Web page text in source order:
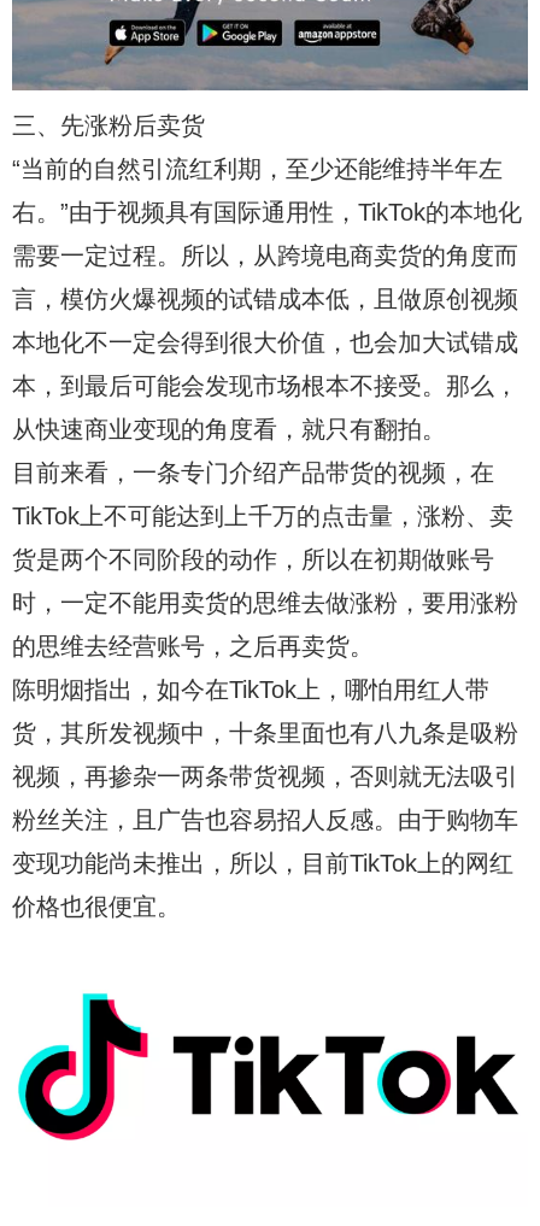
三、先涨粉后卖货
“当前的自然引流红利期，至少还能维持半年左
右。”由于视频具有国际通用性，TikTok的本地化
需要一定过程。所以，从跨境电商卖货的角度而
言，模仿火爆视频的试错成本低，且做原创视频
本地化不一定会得到很大价值，也会加大试错成
本，到最后可能会发现市场根本不接受。那么，
从快速商业变现的角度看，就只有翻拍。
目前来看，一条专门介绍产品带货的视频，在
TikTok上不可能达到上千万的点击量，涨粉、卖
货是两个不同阶段的动作，所以在初期做账号
时，一定不能用卖货的思维去做涨粉，要用涨粉
的思维去经营账号，之后再卖货。
陈明烟指出，如今在TikTok上，哪怕用红人带
货，其所发视频中，十条里面也有八九条是吸粉
视频，再掺杂一两条带货视频，否则就无法吸引
粉丝关注，且广告也容易招人反感。由于购物车
变现功能尚未推出，所以，目前TikTok上的网红
价格也很便宜。